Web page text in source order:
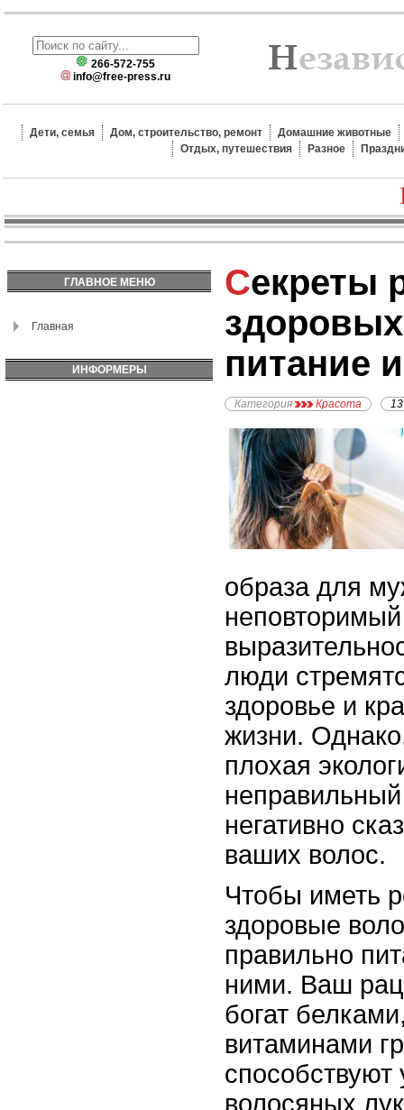
266-572-755
info@free-press.ru
Дети, семья Дом, строительство, ремонт
Домашние животные
Отдых, путешествия
Разное
ГЛАВНОЕ МЕНЮ
Главная
ИНФОРМЕРЫ
Секреты роскошных и
питание
Категория Красота
образа для
люди
здоровье и
жизни.
плохая
негативно
ваших волос.
Чтобы иметь
здоровые
правильно
ними. Ваш
богат
витаминами
волосяных